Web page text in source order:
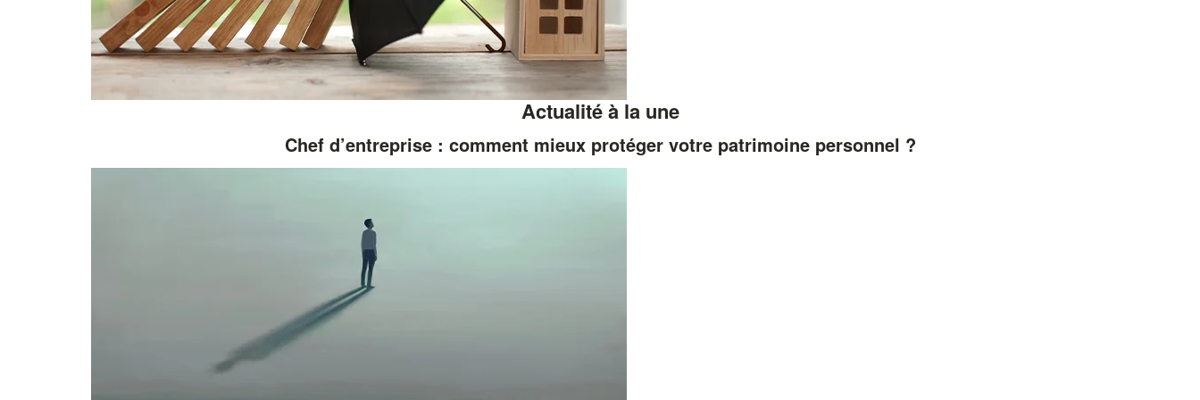
Actualité à la une
Chef d’entreprise : comment mieux protéger votre patrimoine personnel ?